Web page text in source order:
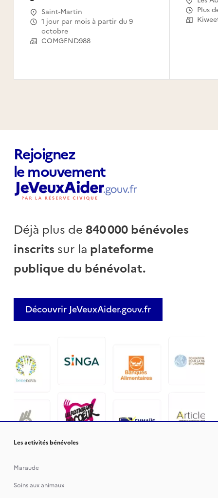
Saint-Martin
1 jour par mois à partir du 9
octobre
COMGEND988
Le
Plus
Rejoignez
le mouvement
Déjà plus de840 000 bénévoles
inscrits sur la plateforme
publique du bénévolat.
Découvrir JeVeuxAider.gouv.fr
Les activités bénévoles
Maraude
Soins aux animaux